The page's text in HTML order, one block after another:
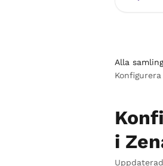
Alla
i